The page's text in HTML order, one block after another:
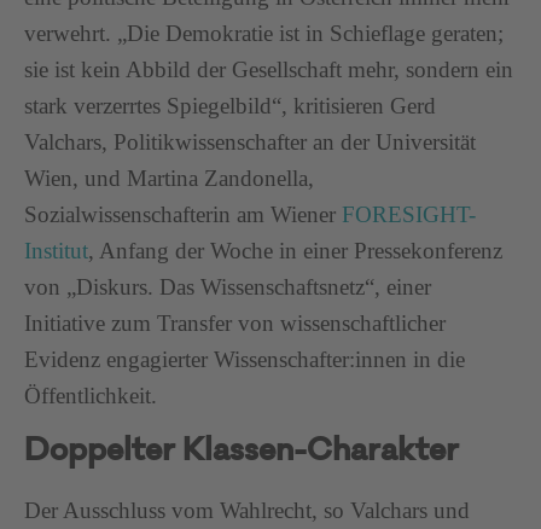
verwehrt. „Die Demokratie ist in Schieflage geraten;
sie ist kein Abbild der Gesellschaft mehr, sondern ein
stark verzerrtes Spiegelbild“, kritisieren Gerd
Valchars, Politikwissenschafter an der Universität
Wien, und Martina Zandonella,
Sozialwissenschafterin am Wiener FORESIGHT-
Institut, Anfang der Woche in einer Pressekonferenz
von „Diskurs. Das Wissenschaftsnetz“, einer
Initiative zum Transfer von wissenschaftlicher
Evidenz engagierter Wissenschafter:innen in die
Öffentlichkeit.
Doppelter Klassen-Charakter
Der Ausschluss vom Wahlrecht, so Valchars und